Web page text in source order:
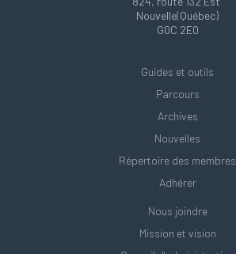
Nouvelle(Québec)
G0C 2E0
Guides et outils
Parcours
Archives
Nouvelles
Répertoire des membres
Adhérer
Nous joindre
Mission et vision